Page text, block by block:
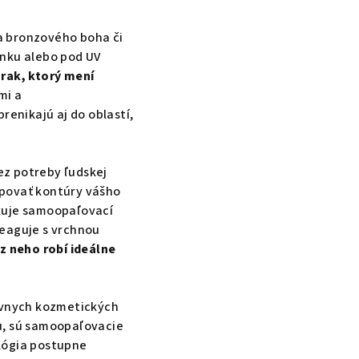
boha či
alebo pod UV
ktorý mení
a
aj do oblastí,
potreby ľudskej
kontúry vášho
samoopaľovací
s vrchnou
neho robí ideálne
kozmetických
sú samoopaľovacie
postupne